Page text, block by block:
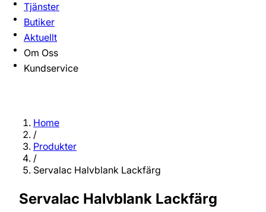
Tjänster
Butiker
Aktuellt
Om Oss
Kundservice
Home
/
Produkter
/
Servalac Halvblank Lackfärg
Servalac Halvblank Lackfärg